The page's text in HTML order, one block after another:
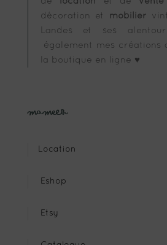
décoration et mobilier
Landes et ses
également mes créations
la boutique en ligne ♥
Mameez
Location
Eshop
Etsy